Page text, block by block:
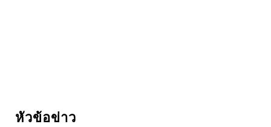
หัวข้อข่าว